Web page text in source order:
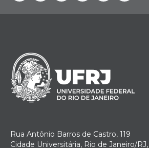
Rua Antônio Barros de Castro, 119
Cidade Universitária, Rio de Janeiro/RJ,